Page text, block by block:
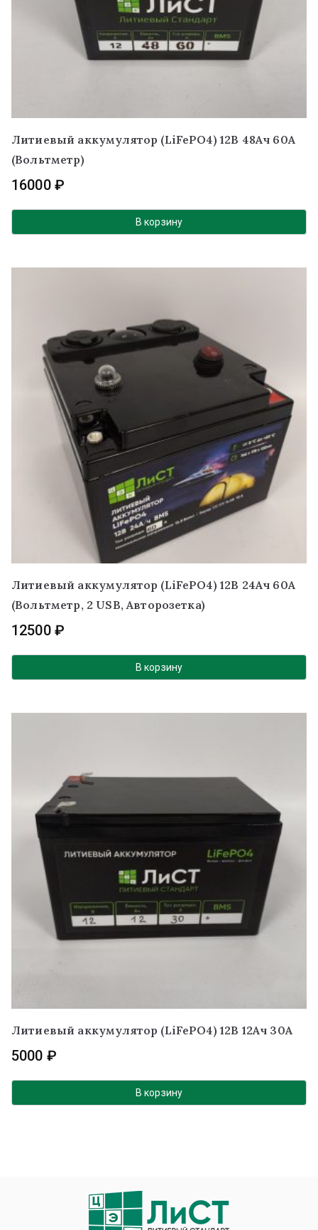
Литиевый аккумулятор (LiFePO4) 12В 48Ач 60А
(Вольтметр)
16000 ₽
В корзину
Литиевый аккумулятор (LiFePO4) 12В 24Ач 60А
(Вольтметр, 2 USB, Авторозетка)
12500 ₽
В корзину
Литиевый аккумулятор (LiFePO4) 12В 12Ач 30А
5000 ₽
В корзину